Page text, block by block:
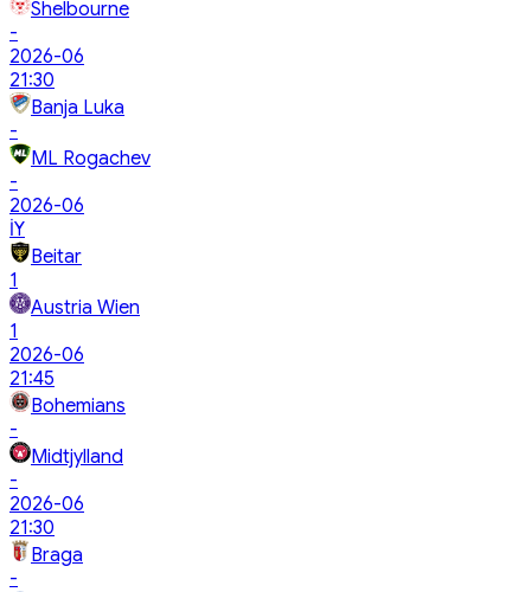
Shelbourne
-
2026-06
21:30
Banja Luka
-
ML Rogachev
-
2026-06
İY
Beitar
1
Austria Wien
1
2026-06
21:45
Bohemians
-
Midtjylland
-
2026-06
21:30
Braga
-